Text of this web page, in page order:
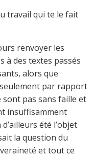
travail qui te le fait
renvoyer les
à des textes passés
alors que
par rapport
sont pas sans faille et
insuffisamment
été l’objet
la question du
et tout ce